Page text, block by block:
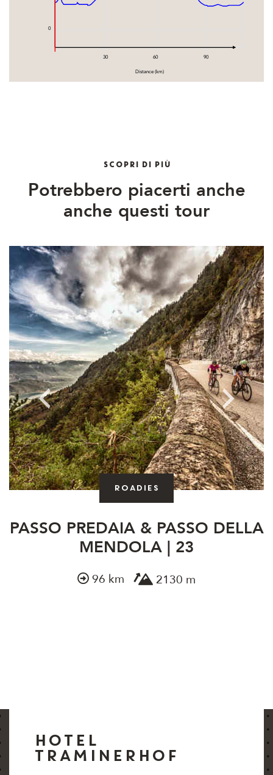
0
30 60 90
Distance (km)
SCOPRI DI PIÙ
Potrebbero piacerti anche
anche questi tour
Roadies
PASSO PREDAIA & PASSO DELLA
MENDOLA | 23
96 km 2130 m
HOTEL
TRAMINERHOF